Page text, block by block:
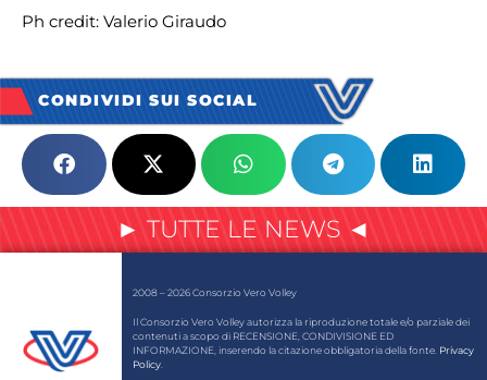
Ph credit: Valerio Giraudo
CONDIVIDI SUI SOCIAL
► TUTTE LE NEWS ◄
2008 – 2026 Consorzio Vero Volley
Il Consorzio Vero Volley autorizza la riproduzione totale e/o parziale dei
contenuti a scopo di RECENSIONE, CONDIVISIONE ED
INFORMAZIONE, inserendo la citazione obbligatoria della fonte. Privacy
Policy.